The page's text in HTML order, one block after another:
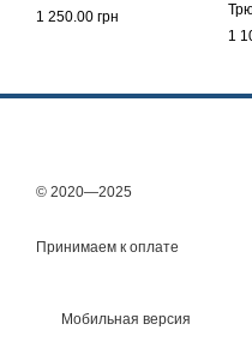
1 250.00 грн
1
© 2020—2025
Принимаем к оплате
Мобильная версия